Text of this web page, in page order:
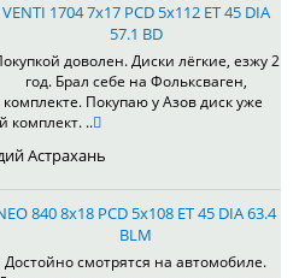
VENTI 1704 7x17 PCD 5x112 ET 45 DIA
57.1 BD
доволен. Диски лёгкие, езжу 2
год. Брал себе на Фольксваген,
Покупаю у Азов диск уже
комплект. ..
Астрахань
840 8x18 PCD 5x108 ET 45 DIA 63.4
BLM
Достойно смотрятся на автомобиле.